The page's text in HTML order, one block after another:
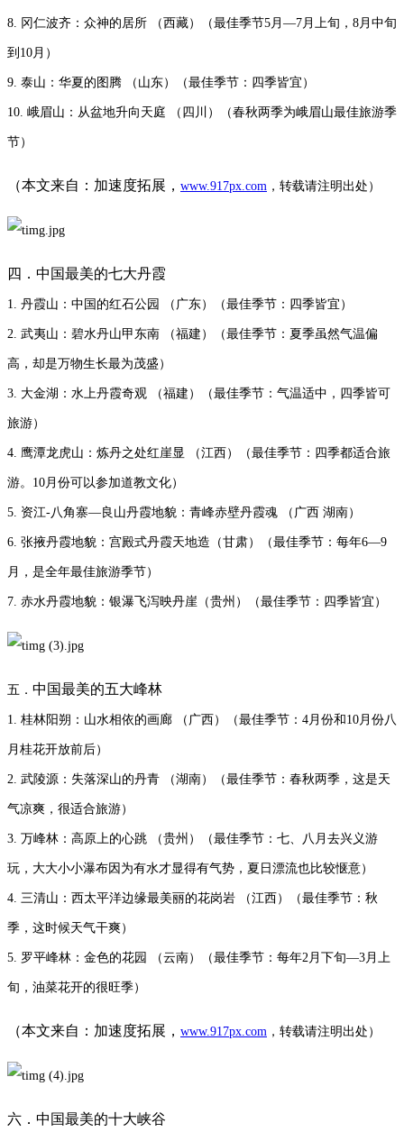
8. 冈仁波齐：众神的居所 （西藏）（最佳季节5月—7月上旬，8月中旬
到10月）
9. 泰山：华夏的图腾 （山东）（最佳季节：四季皆宜）
10. 峨眉山：从盆地升向天庭 （四川）（春秋两季为峨眉山最佳旅游季
节）
（本文来自：加速度拓展， www.917px.com ，转载请注明出处）
四．中国最美的七大丹霞
1. 丹霞山：中国的红石公园 （广东）（最佳季节：四季皆宜）
2. 武夷山：碧水丹山甲东南 （福建）（最佳季节：夏季虽然气温偏
高，却是万物生长最为茂盛）
3. 大金湖：水上丹霞奇观 （福建）（最佳季节：气温适中，四季皆可
旅游）
4. 鹰潭龙虎山：炼丹之处红崖显 （江西）（最佳季节：四季都适合旅
游。10月份可以参加道教文化）
5. 资江-八角寨—良山丹霞地貌：青峰赤壁丹霞魂 （广西 湖南）
6. 张掖丹霞地貌：宫殿式丹霞天地造（甘肃）（最佳季节：每年6—9
月，是全年最佳旅游季节）
7. 赤水丹霞地貌：银瀑飞泻映丹崖（贵州）（最佳季节：四季皆宜）
五． 中国最美的五大峰林
1. 桂林阳朔：山水相依的画廊 （广西）（最佳季节：4月份和10月份八
月桂花开放前后）
2. 武陵源：失落深山的丹青 （湖南）（最佳季节：春秋两季，这是天
气凉爽，很适合旅游）
3. 万峰林：高原上的心跳 （贵州）（最佳季节：七、八月去兴义游
玩，大大小小瀑布因为有水才显得有气势，夏日漂流也比较惬意）
4. 三清山：西太平洋边缘最美丽的花岗岩 （江西）（最佳季节：秋
季，这时候天气干爽）
5. 罗平峰林：金色的花园 （云南）（最佳季节：每年2月下旬—3月上
旬，油菜花开的很旺季）
（本文来自：加速度拓展， www.917px.com ，转载请注明出处）
六．中国最美的十大峡谷